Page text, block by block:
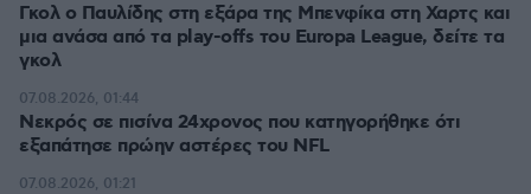
Γκολ ο Παυλίδης στη εξάρα της Μπενφίκα στη Χαρτς και
μια ανάσα από τα play-offs του Europa League, δείτε τα
γκολ
Νεκρός σε πισίνα 24χρονος που κατηγορήθηκε ότι
εξαπάτησε πρώην αστέρες του NFL
07.08.2026, 01:44
07.08.2026, 01:21